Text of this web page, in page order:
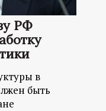
РФ
в
быть